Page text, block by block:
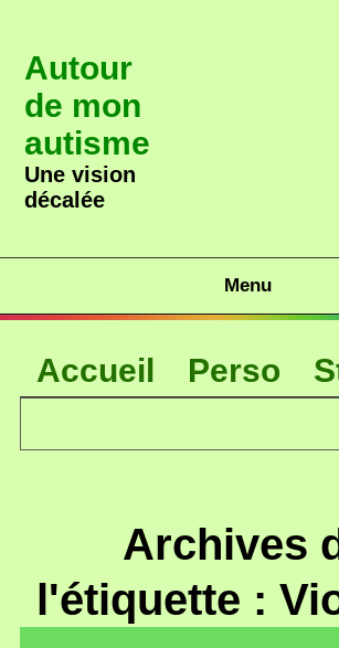
Autour
de mon
autisme
Une vision
décalée
Menu
Accueil Perso
Archives
l'étiquette :